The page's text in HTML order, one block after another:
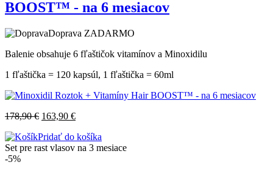
BOOST™ - na 6 mesiacov
Doprava ZADARMO
Balenie obsahuje 6 fľaštičok vitamínov a Minoxidilu
1 fľaštička = 120 kapsúl, 1 fľaštička = 60ml
178,90€ 163,90 €
Pridať do košíka
Set pre rast vlasov na 3 mesiace
-5%